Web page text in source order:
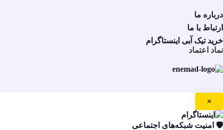
ما
با ما
تیک آبی اینستاگرام
اعتماد
✕
امنیت شبکه‌های اجتماعی